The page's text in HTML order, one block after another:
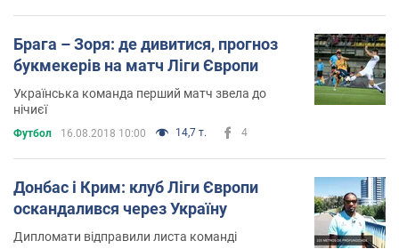
Брага – Зоря: де дивитися, прогноз
букмекерів на матч Ліги Європи
Українська команда перший матч звела до
нічиєї
Футбол 16.08.2018 10:00 14,7 т. 4
Донбас і Крим: клуб Ліги Європи
оскандалився через Україну
Дипломати відправили листа команді